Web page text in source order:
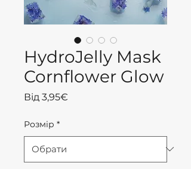
HydroJelly Mask
Cornflower Glow
Від 3,95€
Розмір *